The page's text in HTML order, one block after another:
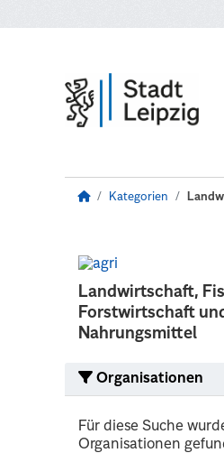
Kategorien
Landwirtschaft,
Forstwirtschaft
Nahrungsmittel
Organisationen
Für diese Suche
Organisationen